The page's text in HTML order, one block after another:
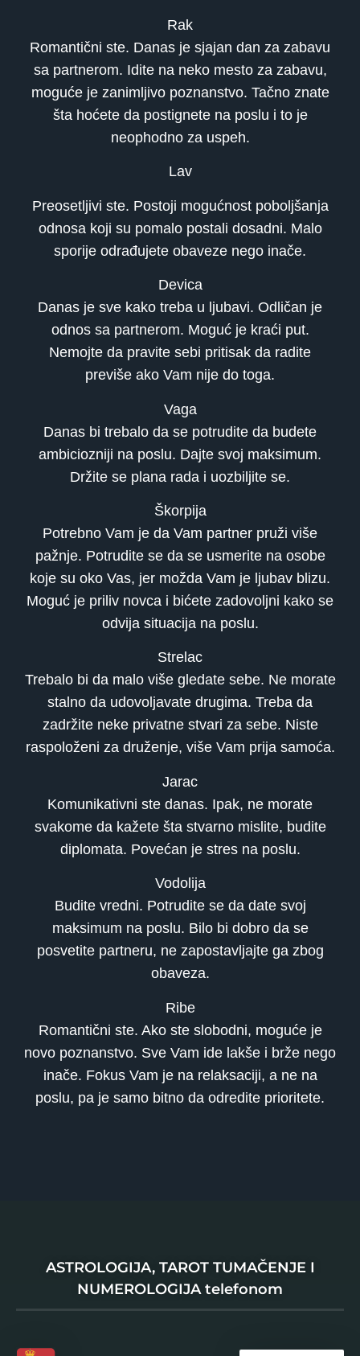
Rak
Romantični ste. Danas je sjajan dan za zabavu
sa partnerom. Idite na neko mesto za zabavu,
moguće je zanimljivo poznanstvo. Tačno znate
šta hoćete da postignete na poslu i to je
neophodno za uspeh.
Lav
Preosetljivi ste. Postoji mogućnost poboljšanja
odnosa koji su pomalo postali dosadni. Malo
sporije odrađujete obaveze nego inače.
Devica
Danas je sve kako treba u ljubavi. Odličan je
odnos sa partnerom. Moguć je kraći put.
Nemojte da pravite sebi pritisak da radite
previše ako Vam nije do toga.
Vaga
Danas bi trebalo da se potrudite da budete
ambiciozniji na poslu. Dajte svoj maksimum.
Držite se plana rada i uozbiljite se.
Škorpija
Potrebno Vam je da Vam partner pruži više
pažnje. Potrudite se da se usmerite na osobe
koje su oko Vas, jer možda Vam je ljubav blizu.
Moguć je priliv novca i bićete zadovoljni kako se
odvija situacija na poslu.
Strelac
Trebalo bi da malo više gledate sebe. Ne morate
stalno da udovoljavate drugima. Treba da
zadržite neke privatne stvari za sebe. Niste
raspoloženi za druženje, više Vam prija samoća.
Jarac
Komunikativni ste danas. Ipak, ne morate
svakome da kažete šta stvarno mislite, budite
diplomata. Povećan je stres na poslu.
Vodolija
Budite vredni. Potrudite se da date svoj
maksimum na poslu. Bilo bi dobro da se
posvetite partneru, ne zapostavljajte ga zbog
obaveza.
Ribe
Romantični ste. Ako ste slobodni, moguće je
novo poznanstvo. Sve Vam ide lakše i brže nego
inače. Fokus Vam je na relaksaciji, a ne na
poslu, pa je samo bitno da odredite prioritete.
ASTROLOGIJA, TAROT TUMAČENJE I
NUMEROLOGIJA telefonom